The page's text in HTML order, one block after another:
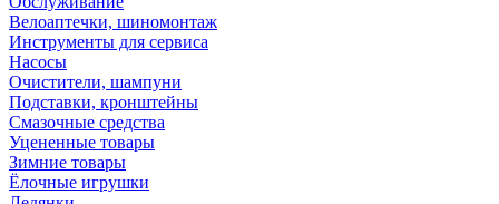
Велоаптечки, шиномонтаж
Инструменты для сервиса
Насосы
Очистители, шампуни
Подставки, кронштейны
Смазочные средства
Уцененные товары
Зимние товары
Ёлочные игрушки